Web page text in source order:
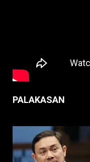
PALAKASAN